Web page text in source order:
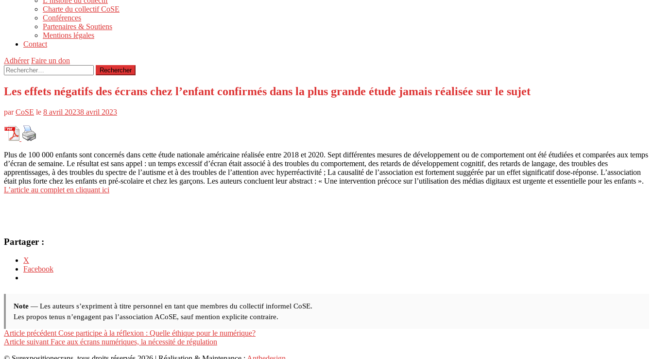
Charte du collectif CoSE
Conférences
Partenaires & Soutiens
Mentions légales
Contact
Adhérer Faire un don
Rechercher :
Les effets négatifs des écrans chez l’enfant confirmés dans la plus grande étude jamais réalisée sur le sujet
parCoSE le 8 avril 20238 avril 2023
Plus de 100 000 enfants sont concernés dans cette étude nationale américaine réalisée entre 2018 et 2020. Sept différentes mesures de développement ou de comportement ont été étudiées et comparées aux temps
d’écran de semaine. Le résultat est sans appel : un temps excessif d’écran était associé à des troubles du comportement, des retards de développement cognitif, des retards de langage, des troubles des
apprentissages, à des troubles du spectre de l’autisme et à des troubles de l’attention avec hyperréactivité ; La causalité de l’association est fortement suggérée par un effet significatif dose-réponse. L’association
était plus forte chez les enfants en pré-scolaire et chez les garçons. Les auteurs concluent leur abstract : « Une intervention précoce sur l’utilisation des médias digitaux est urgente et essentielle pour les enfants ».
L’article au complet en cliquant ici
Partager :
X
Facebook
Note — Les auteurs s’expriment à titre personnel en tant que membres du collectif informel CoSE.
Les propos tenus n’engagent pas l’association ACoSE, sauf mention explicite contraire.
Lire
la
Article précédent Cose participe à la réflexion : Quelle éthique pour le numérique?
Article suivant Face aux écrans numériques, la nécessité de régulation